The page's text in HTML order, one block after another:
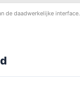
de daadwerkelijke interface.